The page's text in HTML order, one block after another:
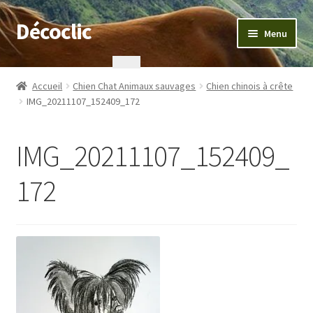
Aller
à
navigation
Aller
au
Décoclic Menu
Accueil
404 Error, content does not exist anymore
Accueil Chien Chat Animaux sauvages
Chien chinois à crête
IMG_20211107_152409_172
IMG_20211107_152409_
172